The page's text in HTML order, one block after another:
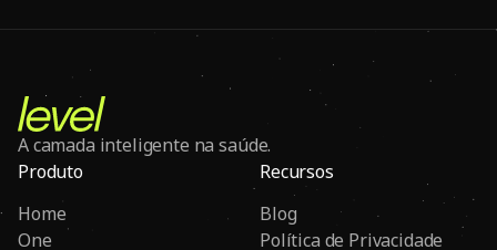
A camada inteligente na saúde.
Produto
Home
One
Recursos
Blog
Política de Privacidade